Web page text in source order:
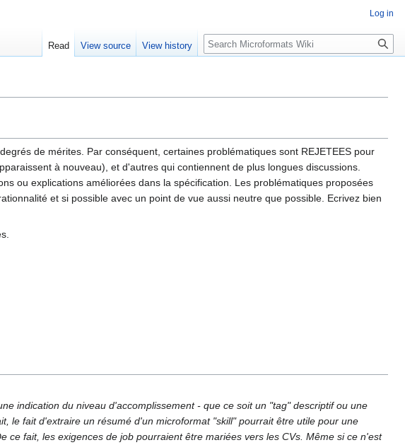
de mérites. Par conséquent, certaines problématiques sont REJETEES pour
à nouveau), et d'autres qui contiennent de plus longues discussions.
ou explications améliorées dans la spécification. Les problématiques proposées
et si possible avec un point de vue aussi neutre que possible. Ecrivez bien
indication du niveau d'accomplissement - que ce soit un "tag" descriptif ou une
le fait d'extraire un résumé d'un microformat "skill" pourrait être utile pour une
fait, les exigences de job pourraient être mariées vers les CVs. Même si ce n'est
Log in
Read View source View history Search